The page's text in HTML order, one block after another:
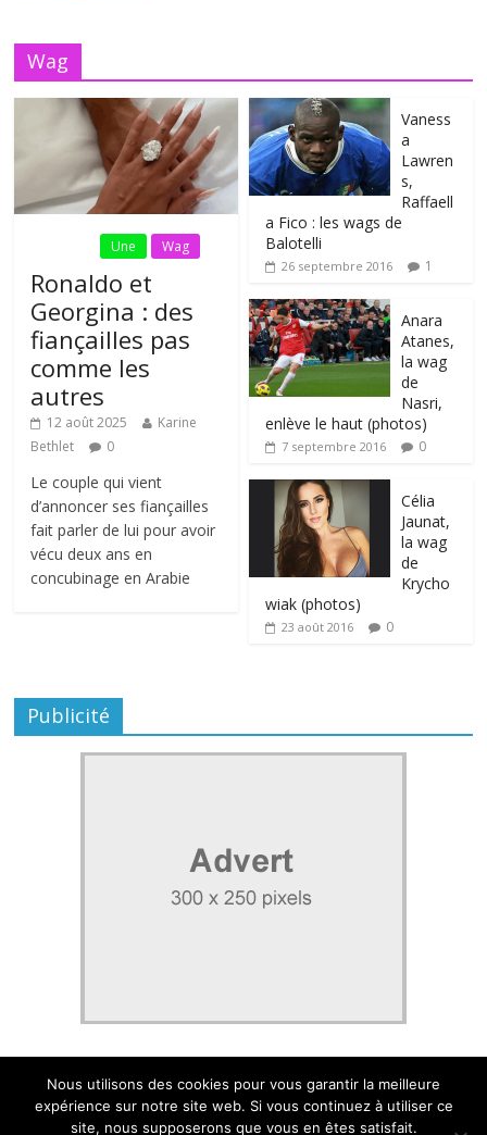
Wag
Une Wag
Ronaldo et
Georgina : des
fiançailles pas
comme les
autres
12 août 2025
Karine
Bethlet
0
Le couple qui vient
d’annoncer ses fiançailles
fait parler de lui pour avoir
vécu deux ans en
concubinage en Arabie
Vaness
a
Lawren
s,
Raffaell
a Fico : les wags de
Balotelli
26 septembre 2016 1
Anara
Atanes,
la wag
de
Nasri,
enlève le haut (photos)
7 septembre 2016 0
Célia
Jaunat,
la wag
de
Krycho
wiak (photos)
23 août 2016 0
Publicité
Nous utilisons des cookies pour vous garantir la meilleure
expérience sur notre site web. Si vous continuez à utiliser ce
site, nous supposerons que vous en êtes satisfait.